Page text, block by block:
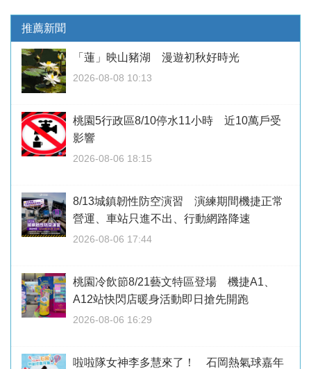
推薦新聞
「蓮」映山豬湖 漫遊初秋好時光
2026-08-08 10:13
桃園5行政區8/10停水11小時 近10萬戶受
影響
2026-08-06 18:15
8/13城鎮韌性防空演習 演練期間機捷正常
營運、車站只進不出、行動網路降速
2026-08-06 17:44
桃園冷飲節8/21藝文特區登場 機捷A1、
A12站快閃店暖身活動即日搶先開跑
2026-08-06 16:29
啦啦隊女神李多慧來了！ 石岡熱氣球嘉年